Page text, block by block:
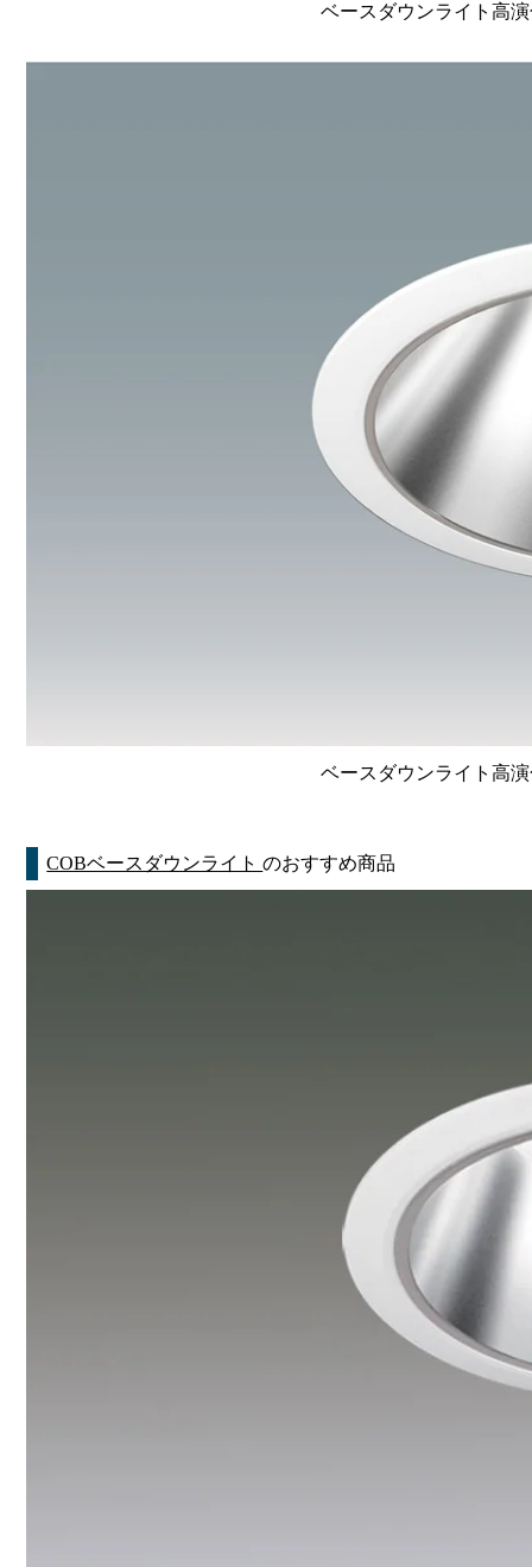
ベースダウンライト高
ベースダウンライト高
COBベースダウンライトのおすすめ商品